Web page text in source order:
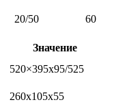
20/50 60
Значение
520×395х95/525
260х105х55